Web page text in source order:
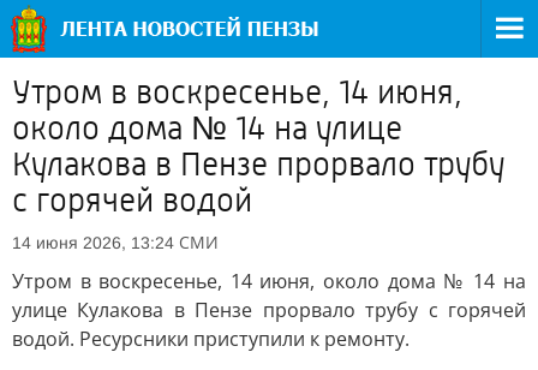
Утром в воскресенье, 14 июня,
около дома № 14 на улице
Кулакова в Пензе прорвало трубу
с горячей водой
14 июня 2026, 13:24 СМИ
Утром в воскресенье, 14 июня, около дома № 14 на
улице Кулакова в Пензе прорвало трубу с горячей
водой. Ресурсники приступили к ремонту.